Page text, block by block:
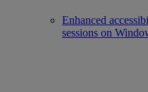
Enhanced
sessions on